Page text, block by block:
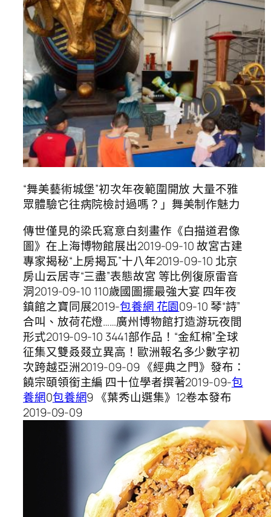
“舞美藝術城堡”初次年夜範圍開放 大量不雅
眾體驗它往病院檢討過嗎？」舞美制作魅力
傳世僅見的梁氏寫意白刻畫作《白描道君像
圖》在上海博物館展出2019-09-10 故宮古建
專家揭秘“上房揭瓦”十八年2019-09-10 北京
房山云居寺“三盡”表態故宮 等比例復原雷音
洞2019-09-10 110歲國圖擺最強大宴 四年夜
鎮館之寶同展2019-包養網 花園09-10 琴“詩”
合叫、放荷花燈……廣州博物館打造游玩夜間
形式2019-09-10 3441部作品！“金紅棉”全球
征集又雙叒叕立異高！歐洲報名多少數字初
次跨越亞洲2019-09-09 《經典之門》發布：
饒宗頤領銜主編 四十位學者撰著2019-09-包
養網0包養網9 《葉秀山選集》12卷本發布
2019-09-09